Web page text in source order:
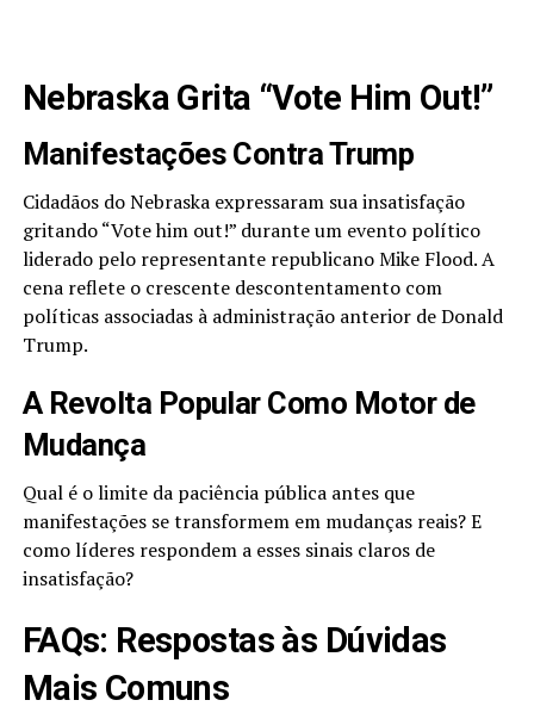
Nebraska Grita “Vote Him Out!”
Manifestações Contra Trump
Cidadãos do Nebraska expressaram sua insatisfação
gritando “Vote him out!” durante um evento político
liderado pelo representante republicano Mike Flood. A
cena reflete o crescente descontentamento com
políticas associadas à administração anterior de Donald
Trump.
A Revolta Popular Como Motor de
Mudança
Qual é o limite da paciência pública antes que
manifestações se transformem em mudanças reais? E
como líderes respondem a esses sinais claros de
insatisfação?
FAQs: Respostas às Dúvidas
Mais Comuns